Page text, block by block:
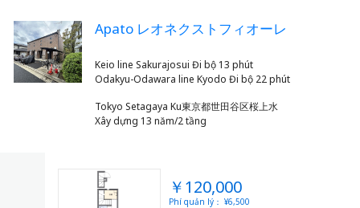
Apato レオネクストフィオーレ
Keio line Sakurajosui Đi bộ 13 phút
Tokyo Setagaya Ku東京都世田谷区桜上水
Xây dựng 13 năm/2 tầng
￥120,000
Phí quản lý： ¥6,500